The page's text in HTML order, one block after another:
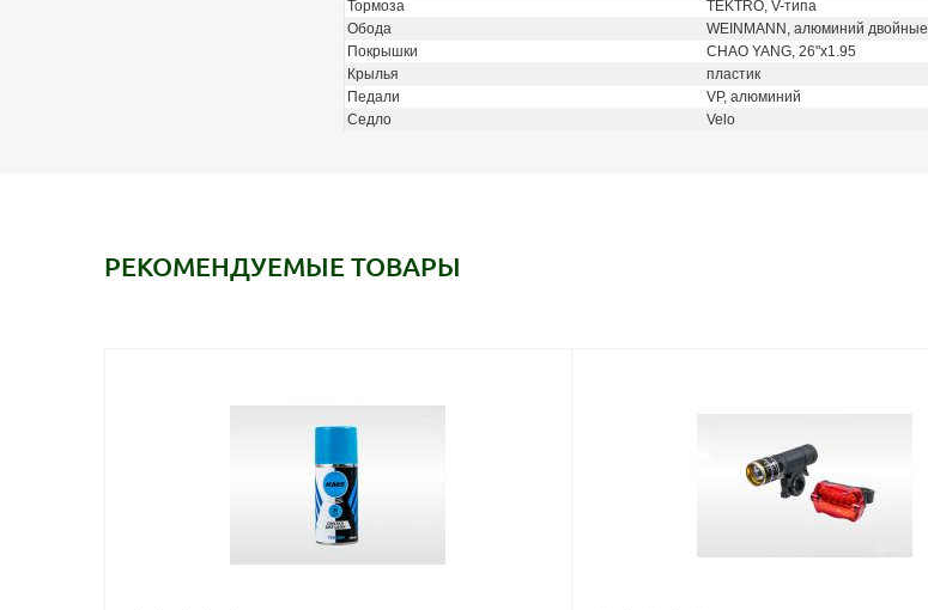
Тормоза
TEKTRO, V-типа
Обода
WEINMANN, алюминий двойные
Покрышки
CHAO YANG, 26"x1.95
Крылья
пластик
Педали
VP, алюминий
Седло
Velo
РЕКОМЕНДУЕМЫЕ ТОВАРЫ